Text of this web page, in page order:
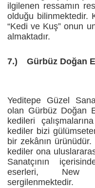
ilgilenen ressamın
olduğu bilinmektedir.
“Kedi ve Kuş” onun
almaktadır.
7.) Gürbüz Doğan
Yeditepe Güzel
olan Gürbüz Doğan
kedileri
kediler bizi
bir zekânın
kediler ona
Sanatçının
eserleri, New
sergilenmektedir.